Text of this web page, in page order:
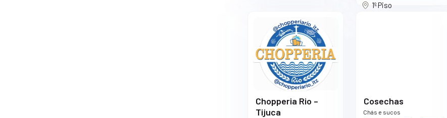
1º Piso
Chopperia Rio –
Tijuca
Cosechas
Chás e sucos